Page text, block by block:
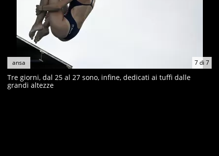
7di 7
ansa
Tre giorni, dal 25 al 27 sono, infine, dedicati ai tuffi dalle
grandi altezze